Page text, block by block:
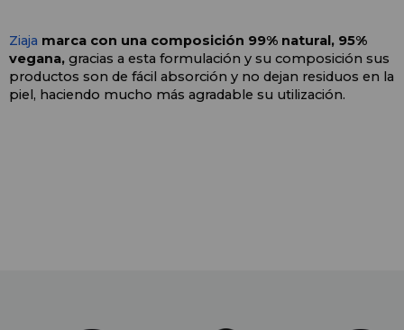
Ziaja marca con una composición 99% natural, 95%
vegana, gracias a esta formulación y su composición sus
productos son de fácil absorción y no dejan residuos en la
piel, haciendo mucho más agradable su utilización.